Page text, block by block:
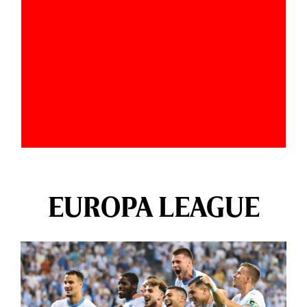
EUROPA LEAGUE